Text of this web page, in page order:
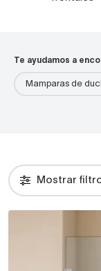
Te ayudamos a
Mamparas de
Mostrar